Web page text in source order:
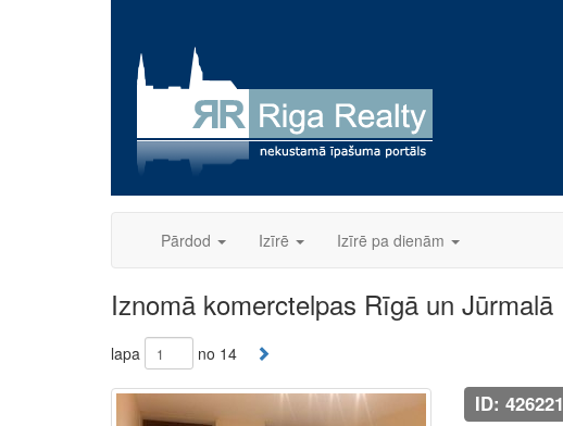
Pārdod Izīrē Izīrē pa dienām
Iznomā komerctelpas Rīgā un Jūrmalā
lapa no 14
ID: 426221